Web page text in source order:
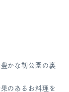
かな靭公園の裏
のあるお料理を